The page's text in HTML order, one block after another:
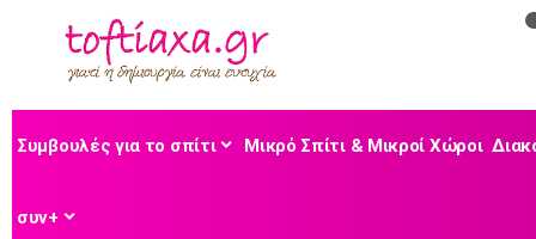
Συμβουλές για το σπίτι Μικρό Σπίτι & Μικροί Χώροι
συν+